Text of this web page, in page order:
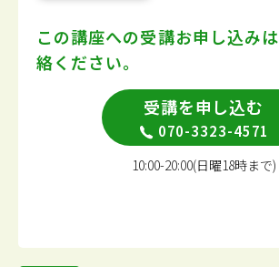
この講座への受講お申し込みは
絡ください。
受講を申し込む
070-3323-4571
10:00-20:00(日曜18時まで)